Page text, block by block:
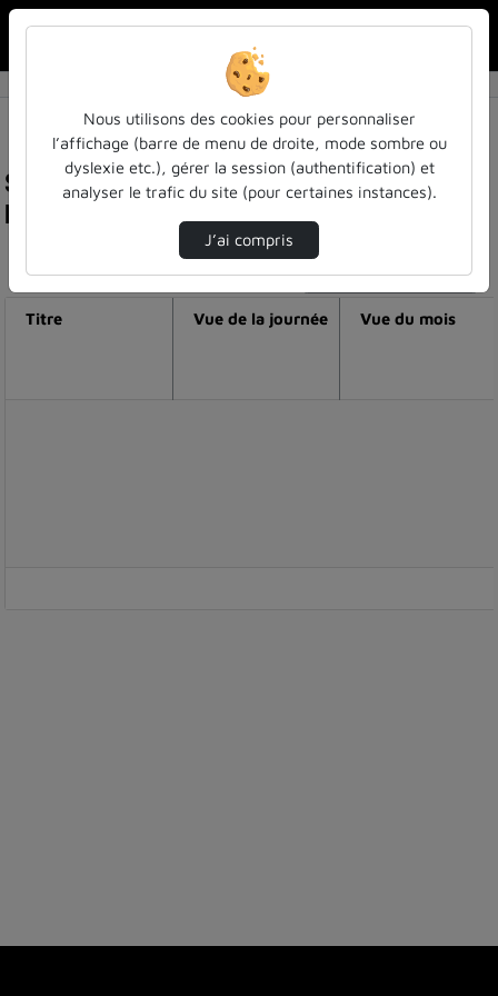
Statistiques de visualisation de la vidéo
Découvrir les sols avec geoffroy séré !
Modifier la période de visualisation
Titre Vue de la journée Vue du mois
Nous utilisons des cookies pour personnaliser
l’affichage (barre de menu de droite, mode sombre ou
dyslexie etc.), gérer la session (authentification) et
analyser le trafic du site (pour certaines instances).
J’ai compris